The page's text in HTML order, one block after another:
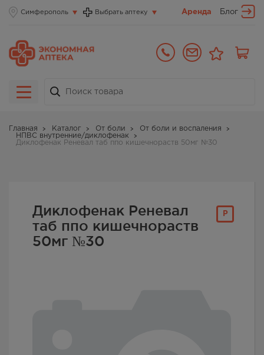
Симферополь Выбрать аптеку Аренда Блог
Главная Каталог От боли
От боли и воспаления
НПВС внутренние/диклофенак
Диклофенак Реневал таб ппо кишечнораств 50мг №30
Р
Диклофенак Реневал
таб ппо кишечнораств
50мг №30